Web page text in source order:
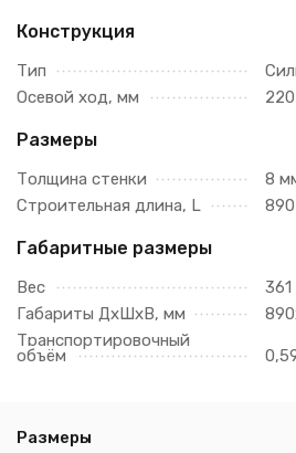
Конструкция
Тип
Осевой ход, мм
Размеры
Толщина стенки
8
Строительная длина, L
Габаритные размеры
Вес
361
Габариты ДхШхВ, мм
Транспортировочный
объём
Размеры